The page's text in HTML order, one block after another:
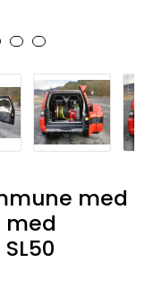
med
med